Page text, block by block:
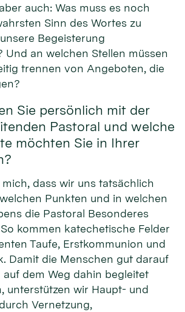
auch: Was muss es noch
Sinn des Wortes zu
Begeisterung
Und an welchen Stellen müssen
trennen von Angeboten, die
Sie persönlich mit der
Pastoral und welche
möchten Sie in Ihrer
dass wir uns tatsächlich
Punkten und in welchen
die Pastoral Besonderes
kommen katechetische Felder
Taufe, Erstkommunion und
Damit die Menschen gut darauf
dem Weg dahin begleitet
unterstützen wir Haupt- und
Vernetzung,